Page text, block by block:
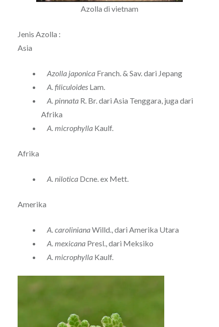
Azolla di vietnam
Jenis Azolla :
Asia
Azolla japonicaFranch. & Sav. dari Jepang
A. filiculoidesLam.
A. pinnataR. Br. dari Asia Tenggara, juga dari
Afrika
A. microphyllaKaulf.
Afrika
A. niloticaDcne. ex Mett.
Amerika
A. carolinianaWilld., dari Amerika Utara
A. mexicanaPresl., dari Meksiko
A. microphyllaKaulf.